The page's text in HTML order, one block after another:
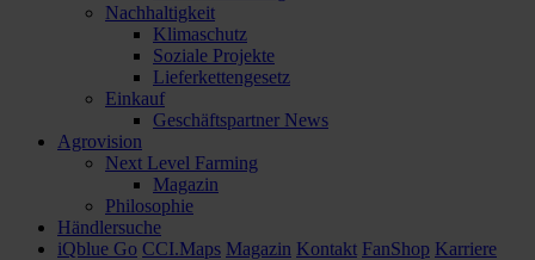
Nachhaltigkeit
Klimaschutz
Soziale Projekte
Lieferkettengesetz
Einkauf
Geschäftspartner News
Agrovision
Next Level Farming
Magazin
Philosophie
Händlersuche
iQblue Go CCI.Maps Magazin Kontakt FanShop Karriere